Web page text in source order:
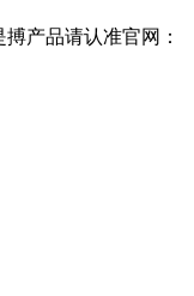
产品请认准官网：